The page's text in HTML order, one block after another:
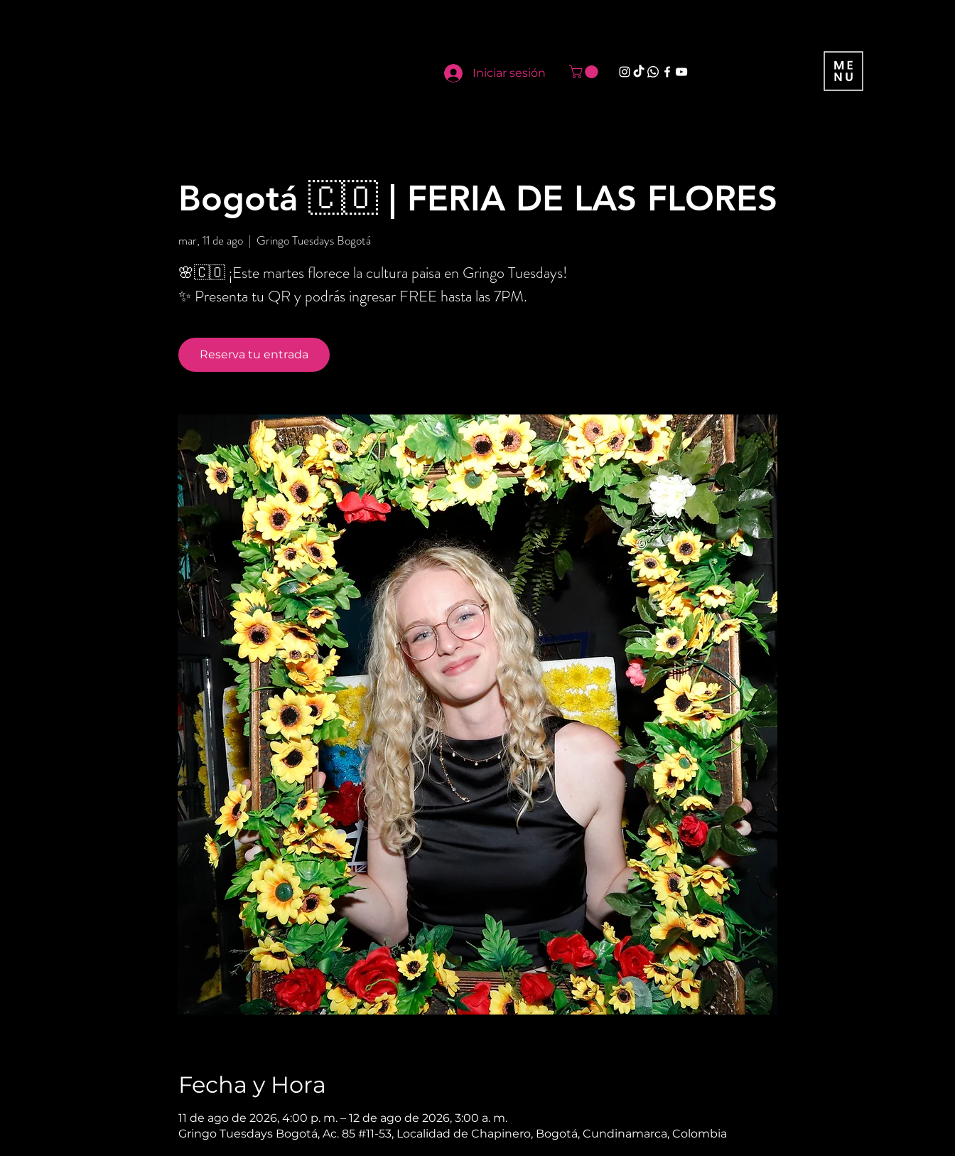
Iniciar sesión
Bogotá 🇨🇴 | FERIA DE LAS FLORES
mar, 11 de ago
  |
Gringo Tuesdays Bogotá
🌸🇨🇴 ¡Este martes florece la cultura paisa en Gringo Tuesdays!
✨ Presenta tu QR y podrás ingresar FREE hasta las 7PM.
Reserva tu entrada
Fecha y Hora
11 de ago de 2026, 4:00 p. m. – 12 de ago de 2026, 3:00 a. m.
Gringo Tuesdays Bogotá, Ac. 85 #11-53, Localidad de Chapinero, Bogotá, Cundinamarca, Colombia